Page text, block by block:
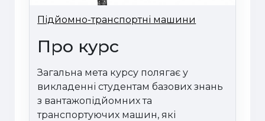
Підйомно-транспортні машини
Про курс
Загальна мета курсу полягає у
викладенні студентам базових знань
з вантажопідйомних та
транспортуючих машин, які